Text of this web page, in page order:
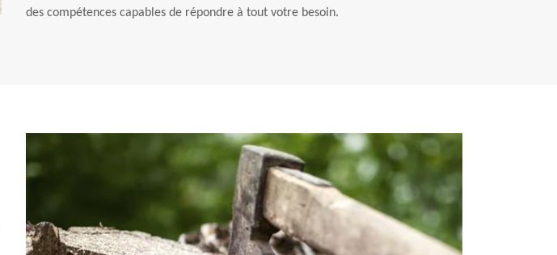
des compétences capables de répondre à tout votre besoin.